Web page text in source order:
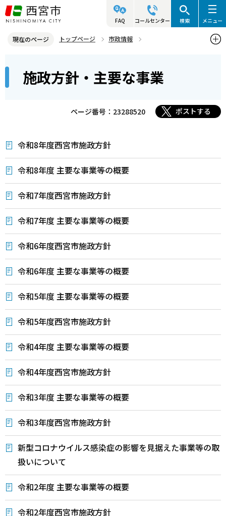
こ
の
ジ
先
FAQ コールセンター 検索 メニュー
現在のページ トップページ
市政情報
こ
施政方針・主要な事業
ページ番号：23288520 ポストする
令和8年度西宮市施政方針
令和8年度 主要な事業等の概要
令和7年度西宮市施政方針
令和7年度 主要な事業等の概要
令和6年度西宮市施政方針
令和6年度 主要な事業等の概要
令和5年度 主要な事業等の概要
令和5年度西宮市施政方針
令和4年度 主要な事業等の概要
令和4年度西宮市施政方針
令和3年度 主要な事業等の概要
令和3年度西宮市施政方針
新型コロナウイルス感染症の影響を見据えた事業等の取
扱いについて
令和2年度 主要な事業等の概要
令和2年度西宮市施政方針